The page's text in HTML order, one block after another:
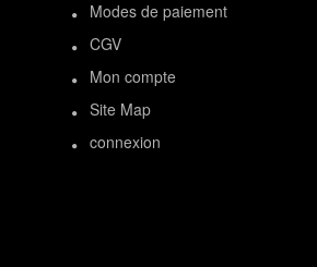
Modes de paiement
CGV
Mon compte
Site Map
connexion